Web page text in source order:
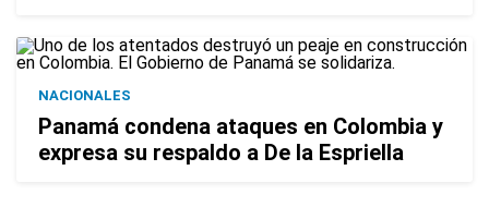
NACIONALES
Panamá condena ataques en Colombia y
expresa su respaldo a De la Espriella